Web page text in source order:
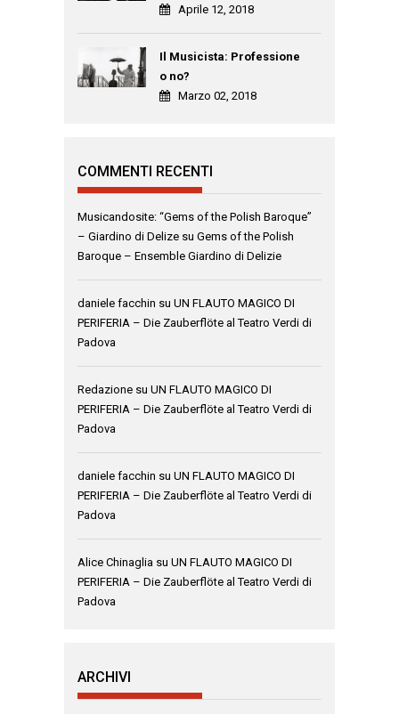
Aprile 12, 2018
Il Musicista: Professione
o no?
Marzo 02, 2018
COMMENTI RECENTI
Musicandosite: “Gems of the Polish Baroque”
– Giardino di Delize su Gems of the Polish
Baroque – Ensemble Giardino di Delizie
daniele facchin su UN FLAUTO MAGICO DI
PERIFERIA – Die Zauberflöte al Teatro Verdi di
Padova
Redazione su UN FLAUTO MAGICO DI
PERIFERIA – Die Zauberflöte al Teatro Verdi di
Padova
daniele facchin su UN FLAUTO MAGICO DI
PERIFERIA – Die Zauberflöte al Teatro Verdi di
Padova
Alice Chinaglia su UN FLAUTO MAGICO DI
PERIFERIA – Die Zauberflöte al Teatro Verdi di
Padova
ARCHIVI